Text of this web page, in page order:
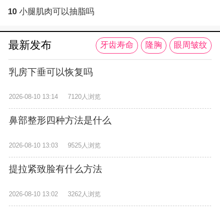
10 小腿肌肉可以抽脂吗
最新发布 牙齿寿命 隆胸 眼周皱纹
乳房下垂可以恢复吗
2026-08-10 13:14 7120人浏览
鼻部整形四种方法是什么
2026-08-10 13:03 9525人浏览
提拉紧致脸有什么方法
2026-08-10 13:02 3262人浏览